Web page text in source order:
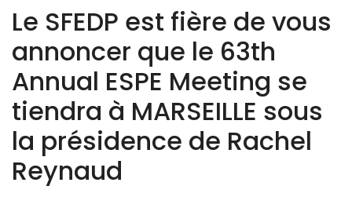
Le SFEDP est fière de vous
annoncer que le 63th
Annual ESPE Meeting se
tiendra à MARSEILLE sous
la présidence de Rachel
Reynaud